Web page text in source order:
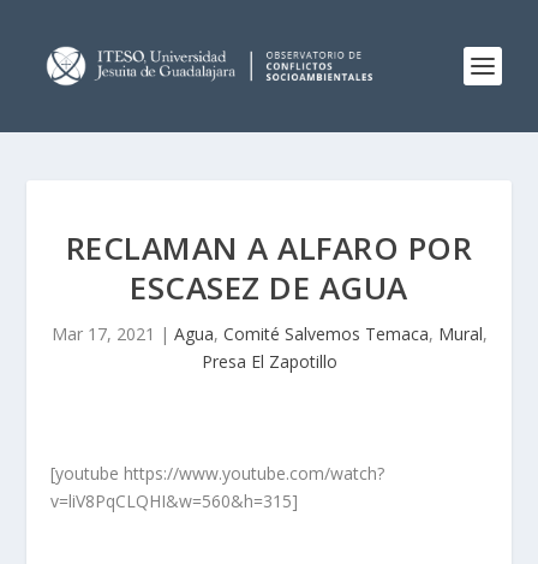
RECLAMAN A ALFARO POR
ESCASEZ DE AGUA
Mar 17, 2021 | Agua, Comité Salvemos Temaca, Mural,
Presa El Zapotillo
[youtube https://www.youtube.com/watch?
v=liV8PqCLQHI&w=560&h=315]